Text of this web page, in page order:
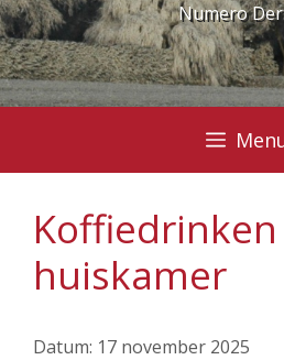
Numero
huiskamer
Datum: 17 november 2025